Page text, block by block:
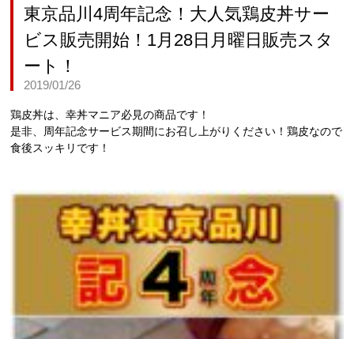
丼店一覧
DON STORE
テイクアウト/デリバリー
採用情報
RECRUIT
東京品川4周年記念！大人気鶏皮丼サー
ビス販売開始！1月28日月曜日販売スタ
ート！
2019/01/26
鶏皮丼は、幸丼マニア必見の商品です！
是非、周年記念サービス期間にお召し上がりください！鶏皮なので
食後スッキリです！